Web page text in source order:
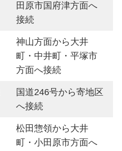
田原市国府津方面へ
接続
神山方面から大井
町・中井町・平塚市
方面へ接続
国道246号から寄地区
へ接続
松田惣領から大井
町・小田原市方面へ